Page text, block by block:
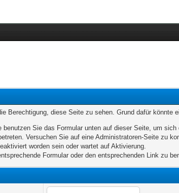
Berechtigung, diese Seite zu sehen. Grund dafür könnte
Sie das Formular unten auf dieser Seite, um sich
Versuchen Sie auf eine Administratoren-Seite zu
worden sein oder wartet auf Aktivierung.
Formular oder den entsprechenden Link zu